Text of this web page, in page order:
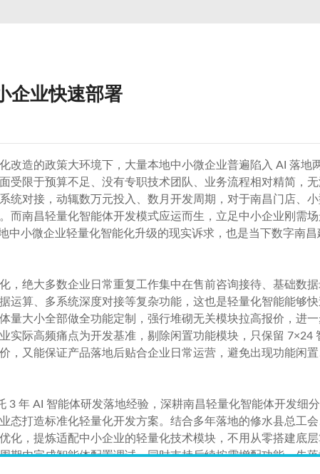
企业快速部署
改造的政策大环境下，大量本地中小微企业普遍陷入 AI 落地
受限于预算不足、没有专职技术团队、业务流程相对精简，
统对接，动辄数万元投入、数月开发周期，对于南昌门店、
而南昌轻量化智能体开发模式应运而生，立足中小企业刚需
中小微企业轻量化智能化升级的现实诉求，也是当下数字南
，绝大多数企业日常重复工作集中在售前咨询接待、基础数
运算、多系统深度对接等复杂功能，这也是轻量化智能能够
量大小全部做全功能定制，强行堆砌无关模块拉高报价，进
实际高频痛点为开发基准，剔除闲置功能模块，只保留 7×24
，又能保证产品落地后贴合企业日常运营，避免出现功能闲
3 年 AI 智能体研发落地经验，深耕南昌轻量化智能体开发细
态打造标准化轻量化开发方案。结合多年落地的修水县总工
化，提炼适配中小企业的轻量化技术模块，不用从零搭建底
期内完成智能体配置调试，同时支持后续按需增配功能，先